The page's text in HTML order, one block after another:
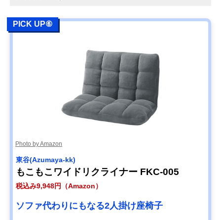
PICK UP⑥
Photo by Amazon
東谷(Azumaya-kk)
もこもこワイドリクライナー FKC-005
税込み9,948円（Amazon）
ソファ代わりにもなる2人掛け座椅子